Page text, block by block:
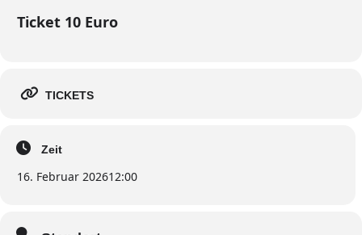
Ticket 10 Euro
TICKETS
Zeit
16. Februar 202612:00